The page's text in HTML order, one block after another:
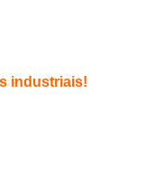
industriais!